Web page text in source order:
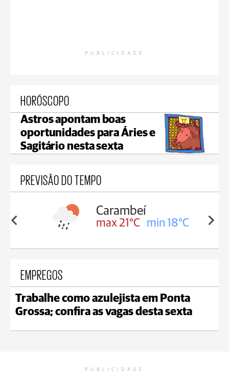
PUBLICIDADE
HORÓSCOPO
Astros apontam boas
oportunidades para Áries e
Sagitário nesta sexta
PREVISÃO DO TEMPO
18°C
Carambeí
max 21°C min 18°C
EMPREGOS
Trabalhe como azulejista em Ponta
Grossa; confira as vagas desta sexta
PUBLICIDADE